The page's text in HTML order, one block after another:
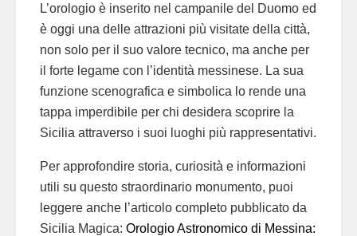
L’orologio è inserito nel campanile del Duomo ed
è oggi una delle attrazioni più visitate della città,
non solo per il suo valore tecnico, ma anche per
il forte legame con l’identità messinese. La sua
funzione scenografica e simbolica lo rende una
tappa imperdibile per chi desidera scoprire la
Sicilia attraverso i suoi luoghi più rappresentativi.
Per approfondire storia, curiosità e informazioni
utili su questo straordinario monumento, puoi
leggere anche l’articolo completo pubblicato da
Sicilia Magica: Orologio Astronomico di Messina: